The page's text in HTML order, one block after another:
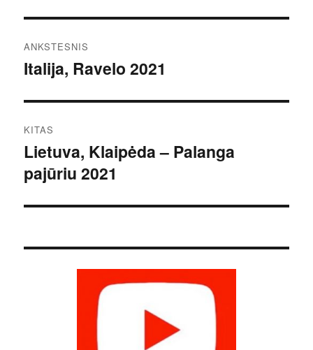
tarp
ANKSTESNIS
Ankstesnis
Italija, Ravelo 2021
KITAS
Kitas
įrašas:
Lietuva, Klaipėda – Palanga
pajūriu 2021